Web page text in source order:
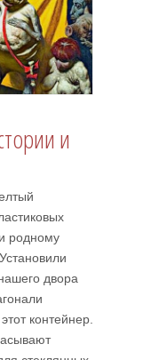
и
родному
двора
контейнер.